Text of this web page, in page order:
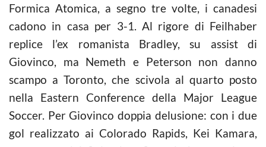
Formica Atomica, a segno tre volte, i canadesi
cadono in casa per 3-1. Al rigore di Feilhaber
replice l’ex romanista Bradley, su assist di
Giovinco, ma Nemeth e Peterson non danno
scampo a Toronto, che scivola al quarto posto
nella Eastern Conference della Major League
Soccer. Per Giovinco doppia delusione: con i due
gol realizzato ai Colorado Rapids, Kei Kamara,